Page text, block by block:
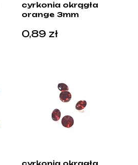
cyrkonia okrągła
orange 3mm
0,89 zł